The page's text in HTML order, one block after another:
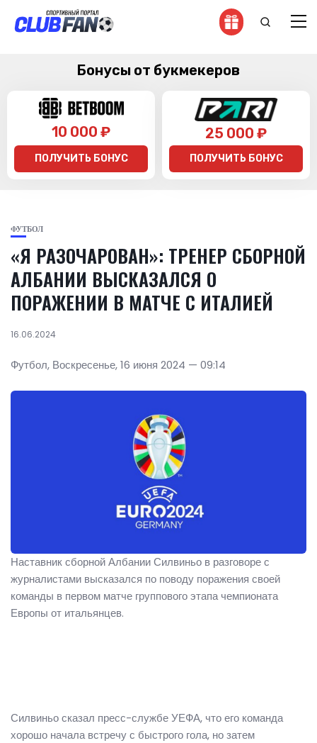
Бонусы от букмекеров
10 000 ₽
ПОЛУЧИТЬ БОНУС
25 000 ₽
ПОЛУЧИТЬ БОНУС
ФУТБОЛ
«Я РАЗОЧАРОВАН»: ТРЕНЕР СБОРНОЙ
АЛБАНИИ ВЫСКАЗАЛСЯ О
ПОРАЖЕНИИ В МАТЧЕ С ИТАЛИЕЙ
16.06.2024
Футбол, Воскресенье, 16 июня 2024 — 09:14
Наставник сборной Албании Силвиньо в разговоре с
журналистами высказался по поводу поражения своей
команды в первом матче группового этапа чемпионата
Европы от итальянцев.
Силвиньо сказал пресс-службе УЕФА, что его команда
хорошо начала встречу с быстрого гола, но затем